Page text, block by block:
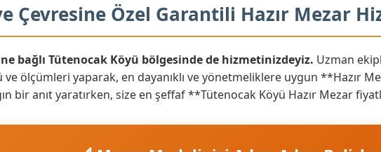
Çevresine Özel Garantili Hazır Mezar
bağlı Tütenocak Köyü bölgesinde de hizmetinizdeyiz. Uzman
ölçümleri yaparak, en dayanıklı ve yönetmeliklere uygun **Hazır
bir anıt yaratırken, size en şeffaf **Tütenocak Köyü Hazır Mezar